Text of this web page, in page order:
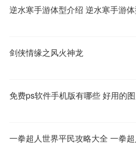
剑侠情缘之风火神龙